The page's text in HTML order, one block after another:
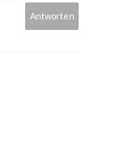
Antworten